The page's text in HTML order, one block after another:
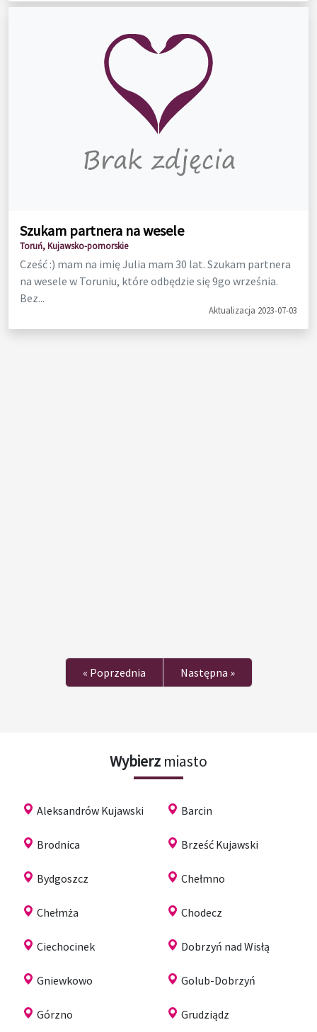
Szukam partnera na wesele
Toruń, Kujawsko-pomorskie
Cześć :) mam na imię Julia mam 30 lat. Szukam partnera
na wesele w Toruniu, które odbędzie się 9go września.
Bez...
Aktualizacja 2023-07-03
« Poprzednia Następna »
Wybierz miasto
Aleksandrów Kujawski Barcin
Brodnica Brześć Kujawski
Bydgoszcz Chełmno
Chełmża Chodecz
Ciechocinek Dobrzyń nad Wisłą
Gniewkowo Golub-Dobrzyń
Górzno Grudziądz